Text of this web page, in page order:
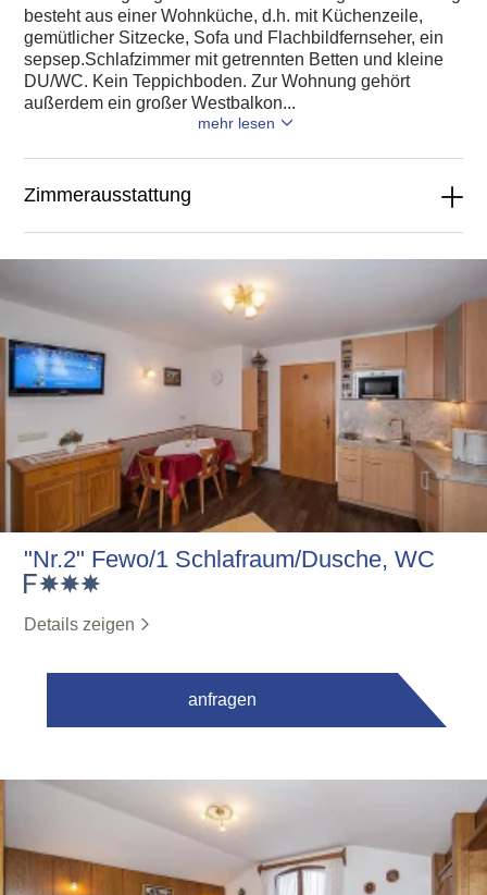
besteht aus einer Wohnküche, d.h. mit Küchenzeile,
gemütlicher Sitzecke, Sofa und Flachbildfernseher, ein
sepsep.Schlafzimmer mit getrennten Betten und kleine
DU/WC. Kein Teppichboden. Zur Wohnung gehört
außerdem ein großer Westbalkon...
mehr lesen
Zimmerausstattung
"Nr.2" Fewo/1 Schlafraum/Dusche, WC
Details zeigen
anfragen